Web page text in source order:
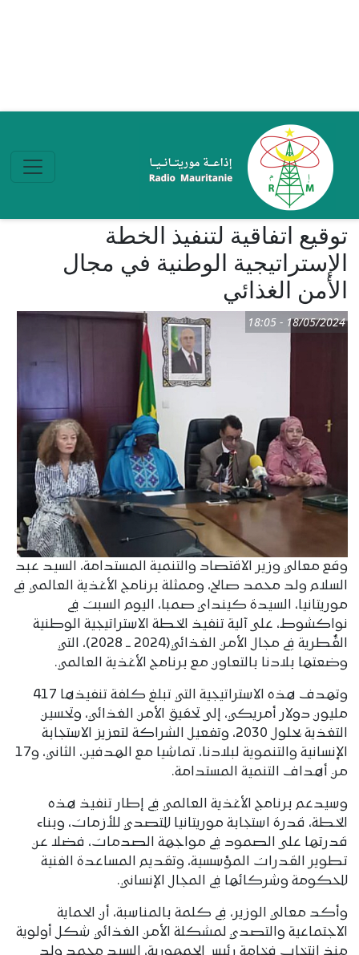
توقيع اتفاقية لتنفيذ الخطة
الإستراتيجية الوطنية في مجال
الأمن الغذائي
18/05/2024 - 18:05
وقع معالي وزير الاقتصاد والتنمية المستدامة، السيد عبد
السلام ولد محمد صالح، وممثلة برنامج الأغذية العالمي في
موريتانيا، السيدة كينداي صمبا، اليوم السبت في
نواكشوط، على آلية تنفيذ الخطة الاستراتيجية الوطنية
القُطرية في مجال الأمن الغذائي(2024 ــ 2028)، التي
وضعتها بلادنا بالتعاون مع برنامج الأغذية العالمي.
وتهدف هذه الاستراتيجية التي تبلغ كلفة تنفيذها 417
مليون دولار أمريكي، إلى تحقيق الأمن الغذائي، وتحسين
التغذية بحلول 2030، وتفعيل الشراكة لتعزيز الاستجابة
الإنسانية والتنموية لبلادنا، تماشيا مع الهدفين، الثاني، و17
من أهداف التنمية المستدامة.
وسيدعم برنامج الأغذية العالمي في إطار تنفيذ هذه
الخطة، قدرة استجابة موريتانيا للتصدي للأزمات، وبناء
قدرتها على الصمود في مواجهة الصدمات، فضلا عن
تطوير القدرات المؤسسية، وتقديم المساعدة الفنية
للحكومة وشركائها في المجال الإنساني.
وأكد معالي الوزير، في كلمة بالمناسبة، أن الحماية
الاجتماعية والتصدي لمشكلة الأمن الغذائي شكل أولوية